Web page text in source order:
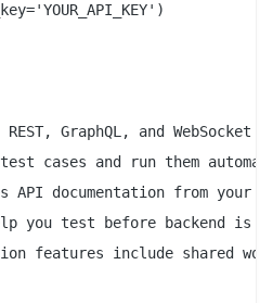
REST, GraphQL, and WebSocket
cases and run them
API documentation from your
you test before backend is
features include shared